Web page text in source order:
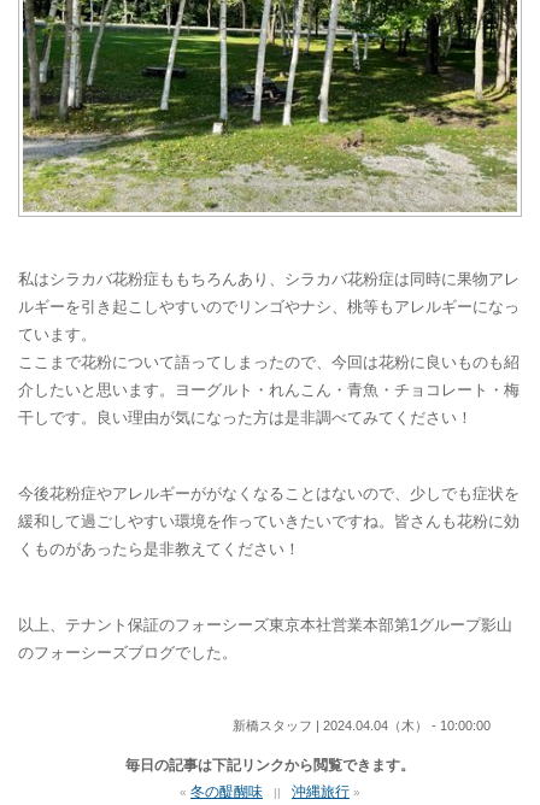
私はシラカバ花粉症ももちろんあり、シラカバ花粉症は同時に果物アレ
ルギーを引き起こしやすいのでリンゴやナシ、桃等もアレルギーになっ
ています。
ここまで花粉について語ってしまったので、今回は花粉に良いものも紹
介したいと思います。ヨーグルト・れんこん・青魚・チョコレート・梅
干しです。良い理由が気になった方は是非調べてみてください！
今後花粉症やアレルギーががなくなることはないので、少しでも症状を
緩和して過ごしやすい環境を作っていきたいですね。皆さんも花粉に効
くものがあったら是非教えてください！
以上、テナント保証のフォーシーズ東京本社営業本部第1グループ影山
のフォーシーズブログでした。
新橋スタッフ | 2024.04.04（木） - 10:00:00
毎日の記事は下記リンクから閲覧できます。
« 冬の醍醐味 || 沖縄旅行 »